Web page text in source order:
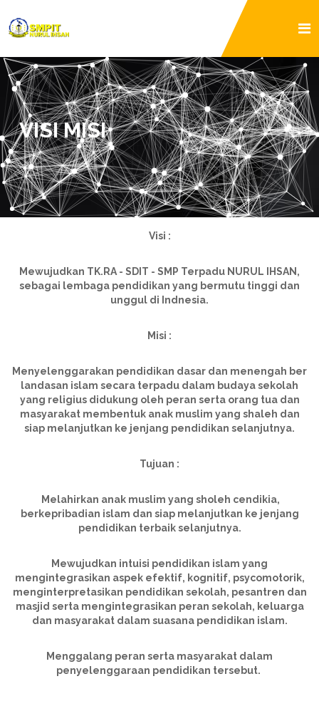
VISI MISI
Visi :
Mewujudkan TK.RA - SDIT - SMP Terpadu NURUL IHSAN,
sebagai lembaga pendidikan yang bermutu tinggi dan
unggul di Indnesia.
Misi :
Menyelenggarakan pendidikan dasar dan menengah ber
landasan islam secara terpadu dalam budaya sekolah
yang religius didukung oleh peran serta orang tua dan
masyarakat membentuk anak muslim yang shaleh dan
siap melanjutkan ke jenjang pendidikan selanjutnya.
Tujuan :
Melahirkan anak muslim yang sholeh cendikia,
berkepribadian islam dan siap melanjutkan ke jenjang
pendidikan terbaik selanjutnya.
Mewujudkan intuisi pendidikan islam yang
mengintegrasikan aspek efektif, kognitif, psycomotorik,
menginterpretasikan pendidikan sekolah, pesantren dan
masjid serta mengintegrasikan peran sekolah, keluarga
dan masyarakat dalam suasana pendidikan islam.
Menggalang peran serta masyarakat dalam
penyelenggaraan pendidikan tersebut.